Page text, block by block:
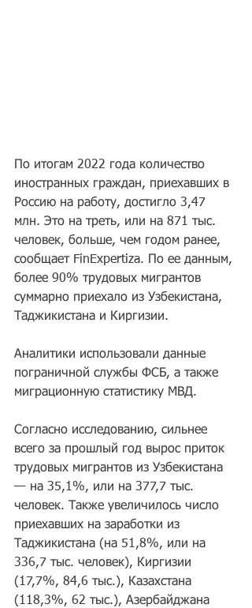
По итогам 2022 года количество
иностранных граждан, приехавших в
Россию на работу, достигло 3,47
млн. Это на треть, или на 871 тыс.
человек, больше, чем годом ранее,
сообщает FinExpertiza. По ее данным,
более 90% трудовых мигрантов
суммарно приехало из Узбекистана,
Таджикистана и Киргизии.
Аналитики использовали данные
пограничной службы ФСБ, а также
миграционную статистику МВД.
Согласно исследованию, сильнее
всего за прошлый год вырос приток
трудовых мигрантов из Узбекистана
— на 35,1%, или на 377,7 тыс.
человек. Также увеличилось число
приехавших на заработки из
Таджикистана (на 51,8%, или на
336,7 тыс. человек), Киргизии
(17,7%, 84,6 тыс.), Казахстана
(118,3%, 62 тыс.), Азербайджана